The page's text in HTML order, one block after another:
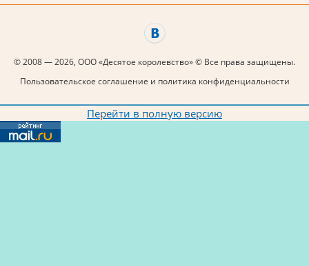
© 2008 — 2026, ООО «Десятое королевство» © Все права защищены.
Пользовательское соглашение и политика конфиденциальности
Перейти в полную версию